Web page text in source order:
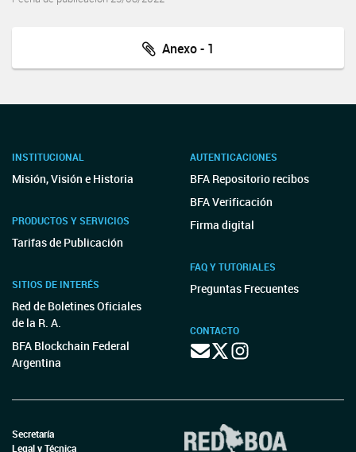
Anexo - 1
INSTITUCIONAL
Misión, Visión e Historia
PRODUCTOS Y SERVICIOS
Tarifas de Publicación
SITIOS DE INTERÉS
Red de Boletines Oficiales
de la R. A.
BFA Blockchain Federal
Argentina
AUTENTICACIONES
BFA Repositorio recibos
BFA Verificación
Firma digital
FAQ Y TUTORIALES
Preguntas Frecuentes
CONTACTO
Secretaría
Legal y Técnica